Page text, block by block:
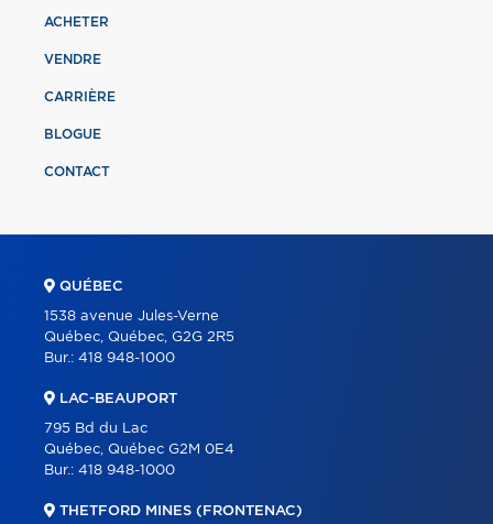
ACHETER
VENDRE
CARRIÈRE
BLOGUE
CONTACT
QUÉBEC
1538 avenue Jules-Verne
Québec, Québec, G2G 2R5
Bur.: 418 948-1000
LAC-BEAUPORT
795 Bd du Lac
Québec, Québec G2M 0E4
Bur.: 418 948-1000
THETFORD MINES (FRONTENAC)